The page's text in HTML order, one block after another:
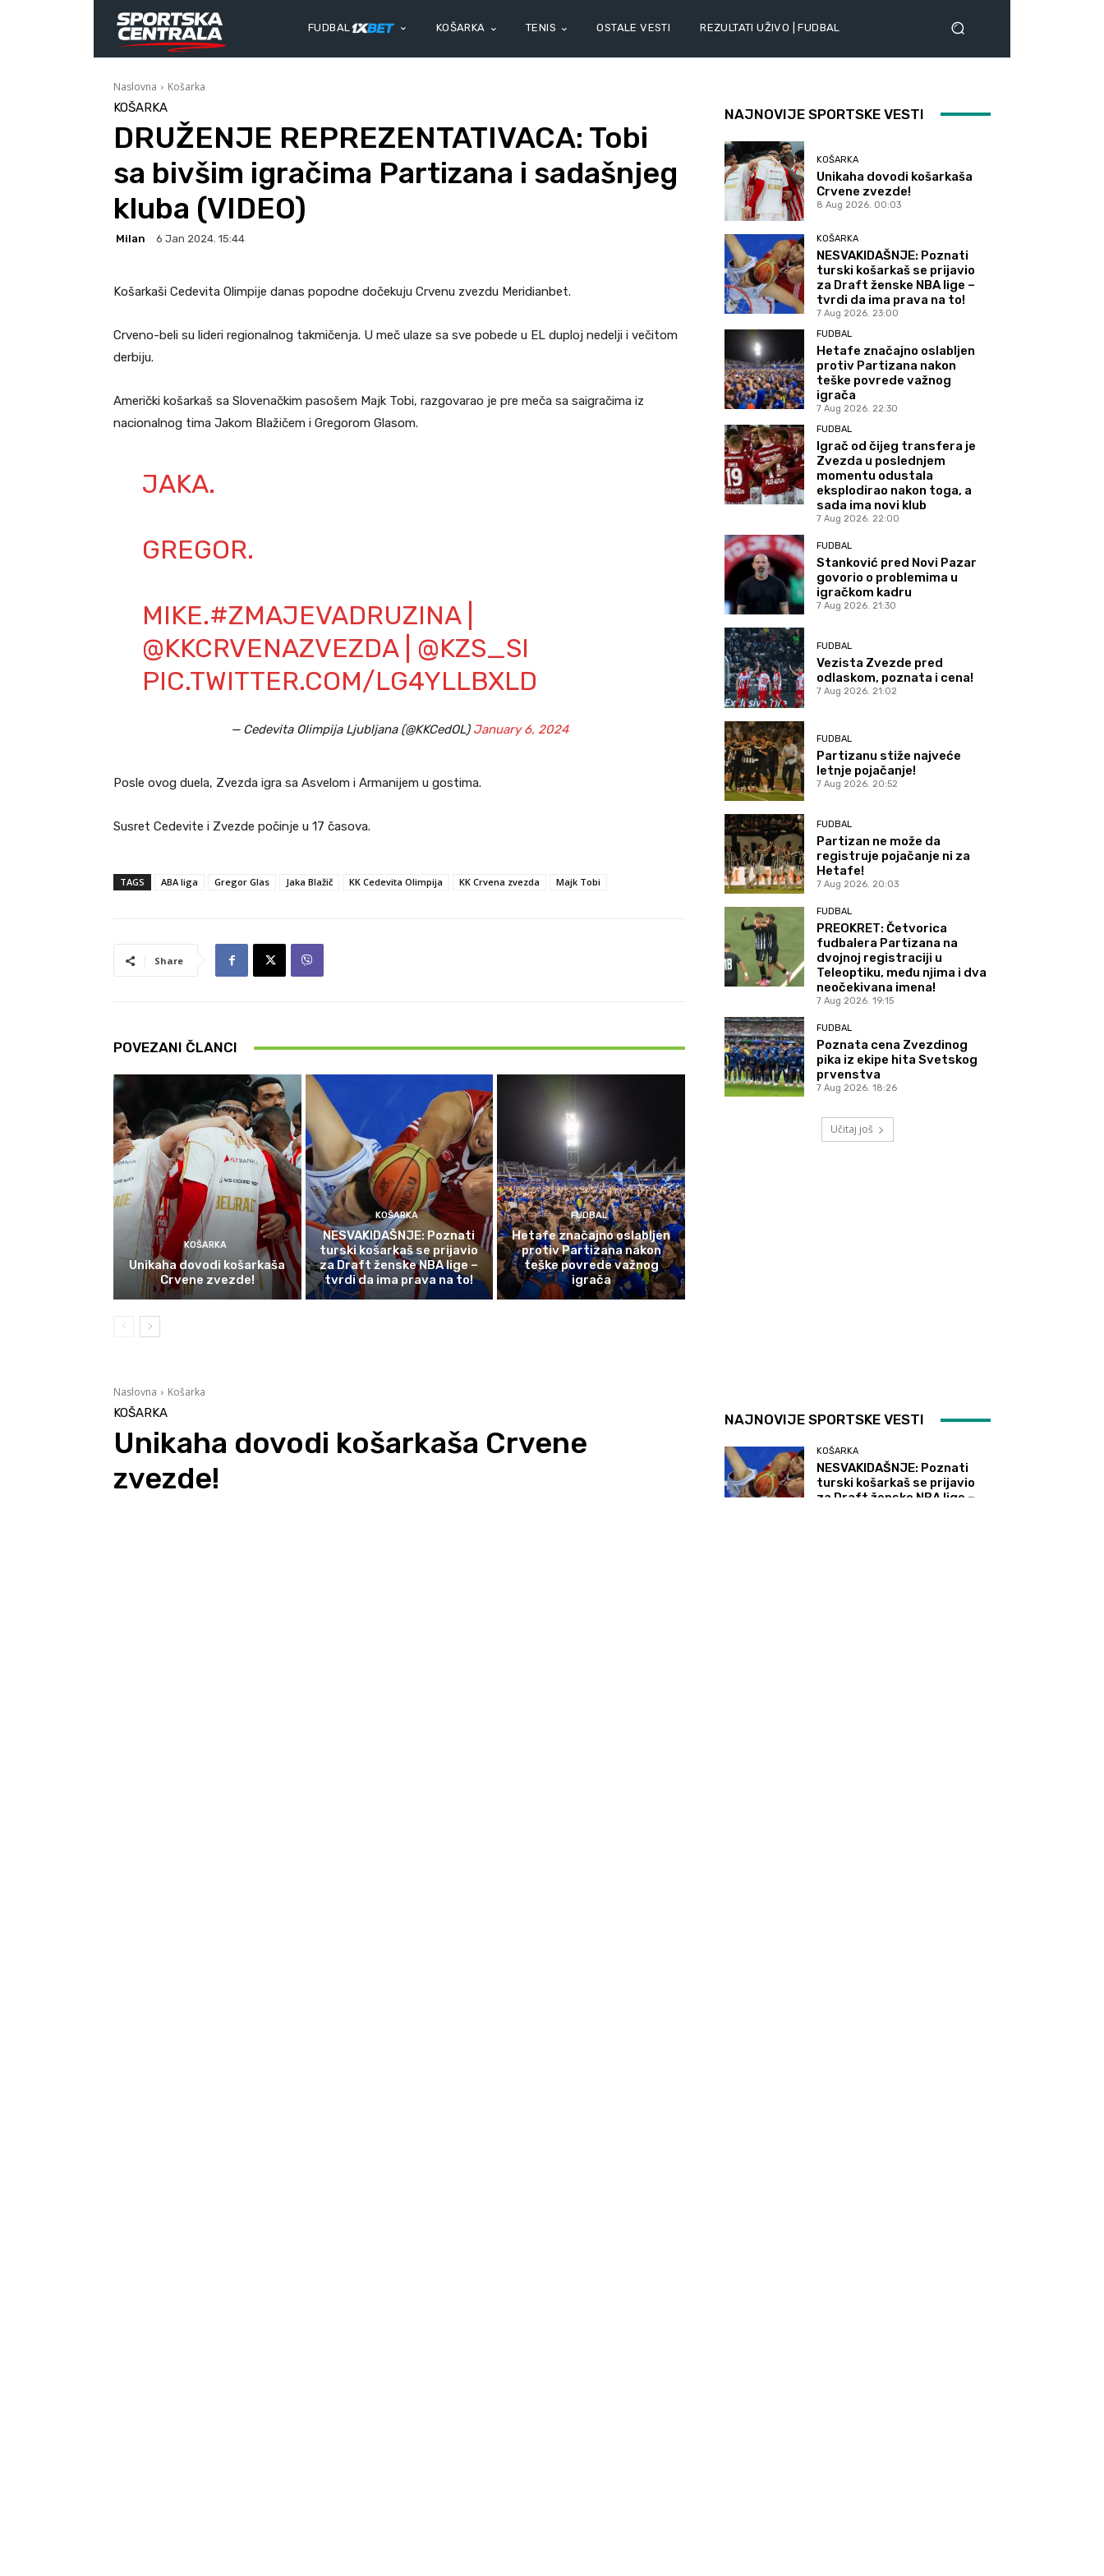
FUDBAL KOŠARKA TENIS OSTALE VESTI REZULTATI UŽIVO | FUDBAL
Naslovna Košarka
KOŠARKA
DRUŽENJE REPREZENTATIVACA: Tobi
sa bivšim igračima Partizana i sadašnjeg
kluba (VIDEO)
Milan 6 Jan 2024. 15:44
Košarkaši Cedevita Olimpije danas popodne dočekuju Crvenu zvezdu Meridianbet.
Crveno-beli su lideri regionalnog takmičenja. U meč ulaze sa sve pobede u EL duploj nedelji i večitom
derbiju.
Američki košarkaš sa Slovenačkim pasošem Majk Tobi, razgovarao je pre meča sa saigračima iz
nacionalnog tima Jakom Blažičem i Gregorom Glasom.
JAKA.
GREGOR.
MIKE.#ZMAJEVADRUZINA|
@KKCRVENAZVEZDA| @KZS_SI
PIC.TWITTER.COM/LG4YLLBXLD
— Cedevita Olimpija Ljubljana (@KKCedOL) January 6, 2024
Posle ovog duela, Zvezda igra sa Asvelom i Armanijem u gostima.
Susret Cedevite i Zvezde počinje u 17 časova.
TAGS ABA liga Gregor Glas Jaka Blažič KK Cedevita Olimpija KK Crvena zvezda Majk Tobi
Share
POVEZANI ČLANCI
KOŠARKA
Unikaha dovodi košarkaša
Crvene zvezde!
KOŠARKA
NESVAKIDAŠNJE: Poznati
turski košarkaš se prijavio
za Draft ženske NBA lige –
tvrdi da ima prava na to!
FUDBAL
Hetafe značajno oslabljen
protiv Partizana nakon
teške povrede važnog
igrača
NAJNOVIJE SPORTSKE VESTI
KOŠARKA
Unikaha dovodi košarkaša
Crvene zvezde!
8 Aug 2026. 00:03
KOŠARKA
NESVAKIDAŠNJE: Poznati
turski košarkaš se prijavio
za Draft ženske NBA lige –
tvrdi da ima prava na to!
7 Aug 2026. 23:00
FUDBAL
Hetafe značajno oslabljen
protiv Partizana nakon
teške povrede važnog
igrača
7 Aug 2026. 22:30
FUDBAL
Igrač od čijeg transfera je
Zvezda u poslednjem
momentu odustala
eksplodirao nakon toga, a
sada ima novi klub
7 Aug 2026. 22:00
FUDBAL
Stanković pred Novi Pazar
govorio o problemima u
igračkom kadru
7 Aug 2026. 21:30
FUDBAL
Vezista Zvezde pred
odlaskom, poznata i cena!
7 Aug 2026. 21:02
FUDBAL
Partizanu stiže najveće
letnje pojačanje!
7 Aug 2026. 20:52
FUDBAL
Partizan ne može da
registruje pojačanje ni za
Hetafe!
7 Aug 2026. 20:03
FUDBAL
PREOKRET: Četvorica
fudbalera Partizana na
dvojnoj registraciji u
Teleoptiku, među njima i dva
neočekivana imena!
7 Aug 2026. 19:15
FUDBAL
Poznata cena Zvezdinog
pika iz ekipe hita Svetskog
prvenstva
7 Aug 2026. 18:26
Učitaj još